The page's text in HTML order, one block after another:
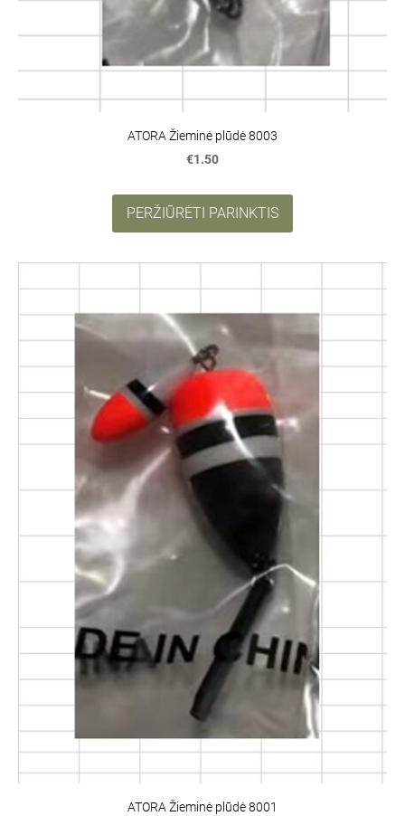
ATORA Žieminė plūdė 8003
€1.50
PERŽIŪRĖTI PARINKTIS
ATORA Žieminė plūdė 8001